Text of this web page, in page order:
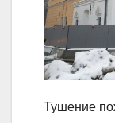
Тушение